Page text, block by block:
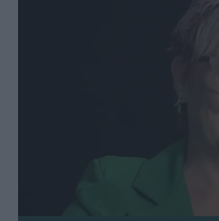
legnagyobb kihívás a